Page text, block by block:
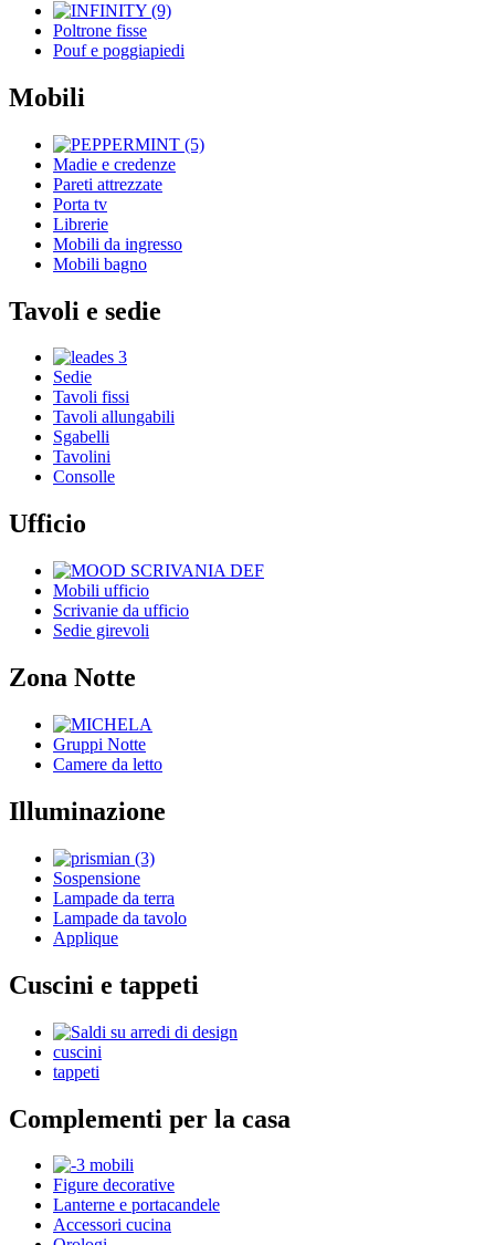
Poltrone fisse
Pouf e poggiapiedi
Mobili
Madie e credenze
Pareti attrezzate
Porta tv
Librerie
Mobili da ingresso
Mobili bagno
Tavoli e sedie
Sedie
Tavoli fissi
Tavoli allungabili
Sgabelli
Tavolini
Consolle
Ufficio
Mobili ufficio
Scrivanie da ufficio
Sedie girevoli
Zona Notte
Gruppi Notte
Camere da letto
Illuminazione
Sospensione
Lampade da terra
Lampade da tavolo
Applique
Cuscini e tappeti
cuscini
tappeti
Complementi per la casa
Figure decorative
Lanterne e portacandele
Accessori cucina